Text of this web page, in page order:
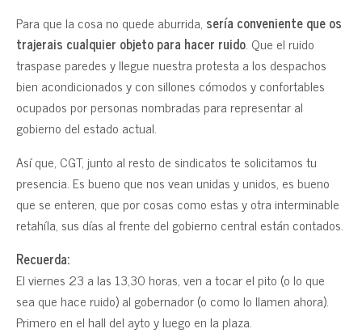
Para que la cosa no quede aburrida, sería conveniente que os
trajerais cualquier objeto para hacer ruido. Que el ruido
traspase paredes y llegue nuestra protesta a los despachos
bien acondicionados y con sillones cómodos y confortables
ocupados por personas nombradas para representar al
gobierno del estado actual.
Así que, CGT, junto al resto de sindicatos te solicitamos tu
presencia. Es bueno que nos vean unidas y unidos, es bueno
que se enteren, que por cosas como estas y otra interminable
retahíla, sus días al frente del gobierno central están contados.
Recuerda:
El viernes 23 a las 13,30 horas, ven a tocar el pito (o lo que
sea que hace ruido) al gobernador (o como lo llamen ahora).
Primero en el hall del ayto y luego en la plaza.